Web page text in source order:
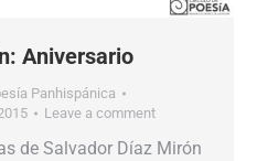
Aniversario
Panhispánica
Leave a comment
de Salvador Díaz Mirón